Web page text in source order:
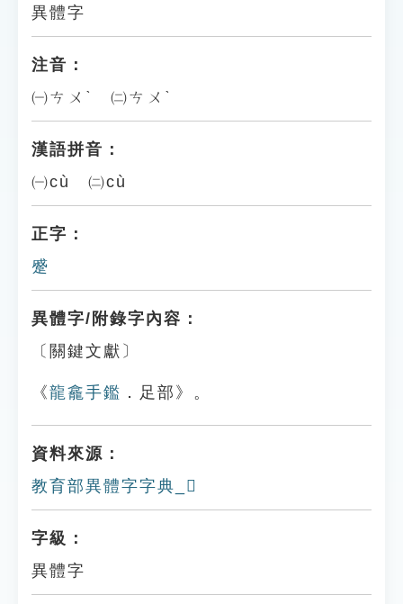
異體字
注音：
㈠ㄘㄨˋ ㈡ㄘㄨˋ
漢語拼音：
㈠cù ㈡cù
正字：
蹙
異體字/附錄字內容：
〔關鍵文獻〕
《龍龕手鑑 ．足部》。
資料來源：
教育部異體字字典_𨇳
字級：
異體字